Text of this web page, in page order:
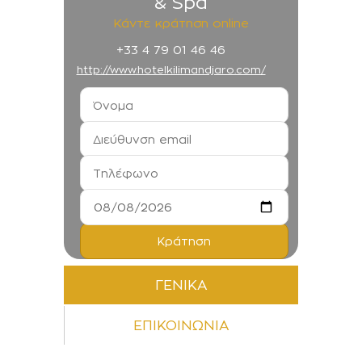
Κάντε κράτηση online
+33 4 79 01 46 46
http://www.hotelkilimandjaro.com/
ΓΕΝΙΚΑ
ΕΠΙΚΟΙΝΩΝΙΑ